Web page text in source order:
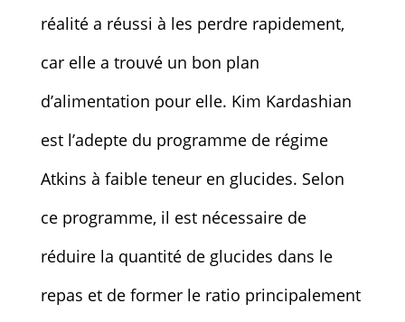
réalité a réussi à les perdre rapidement,
car elle a trouvé un bon plan
d’alimentation pour elle. Kim Kardashian
est l’adepte du programme de régime
Atkins à faible teneur en glucides. Selon
ce programme, il est nécessaire de
réduire la quantité de glucides dans le
repas et de former le ratio principalement